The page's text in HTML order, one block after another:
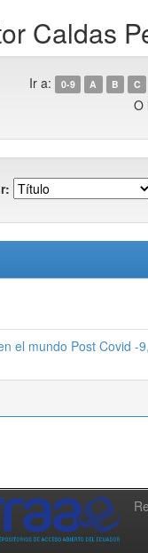
Caldas
Ir a: 0-9 A B C
O
el mundo Post Covid